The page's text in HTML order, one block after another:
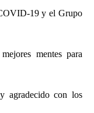
19 y el Grupo
mentes para
agradecido con los